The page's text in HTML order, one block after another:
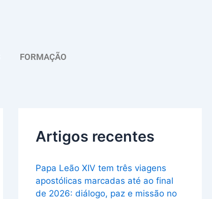
FORMAÇÃO
Artigos recentes
Papa Leão XIV tem três viagens
apostólicas marcadas até ao final
de 2026: diálogo, paz e missão no
u